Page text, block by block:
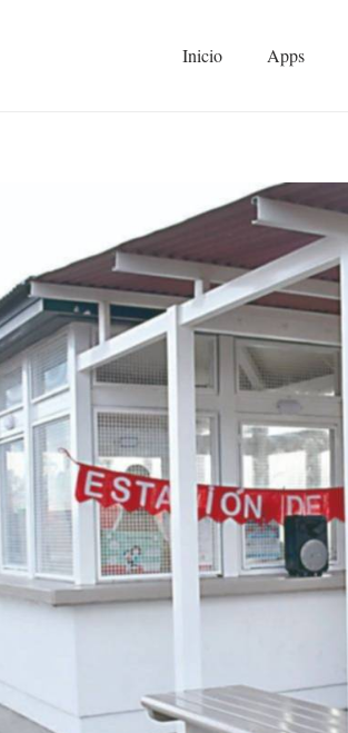
Inicio Apps